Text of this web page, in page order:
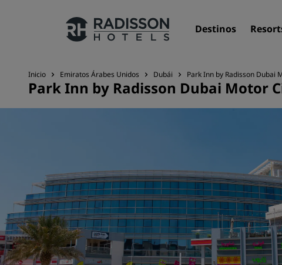
Destinos
Nuestras marcas
Inicio Emiratos Árabes Unidos Dubái Park Inn by Radisson Dubai
Park Inn by Radisson Dubai Motor